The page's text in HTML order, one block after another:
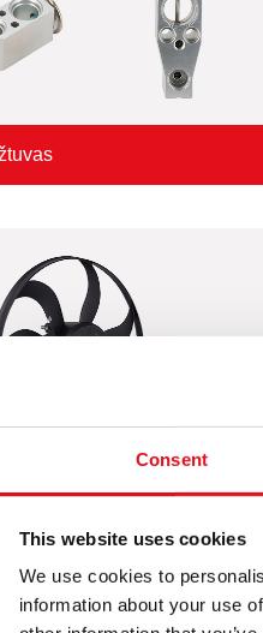
Consent
This website uses cookies
We use cookies to
information about your use